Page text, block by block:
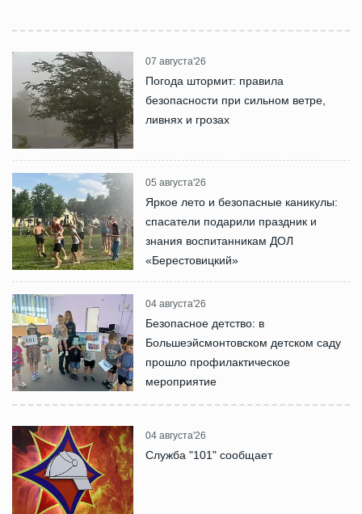
07 августа'26
Погода штормит: правила
безопасности при сильном ветре,
ливнях и грозах
05 августа'26
Яркое лето и безопасные каникулы:
спасатели подарили праздник и
знания воспитанникам ДОЛ
«Берестовицкий»
04 августа'26
Безопасное детство: в
Большеэйсмонтовском детском саду
прошло профилактическое
мероприятие
04 августа'26
Служба "101" сообщает